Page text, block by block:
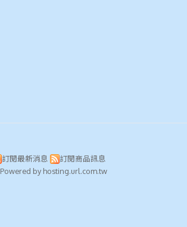
訂閱最新消息
訂閱商品訊息
Powered by hosting.url.com.tw